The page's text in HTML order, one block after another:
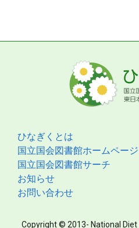
ひなぎくとは
国立国会図書館ホームページ
国立国会図書館サーチ
お知らせ
お問い合わせ
Copyright © 2013- National Diet